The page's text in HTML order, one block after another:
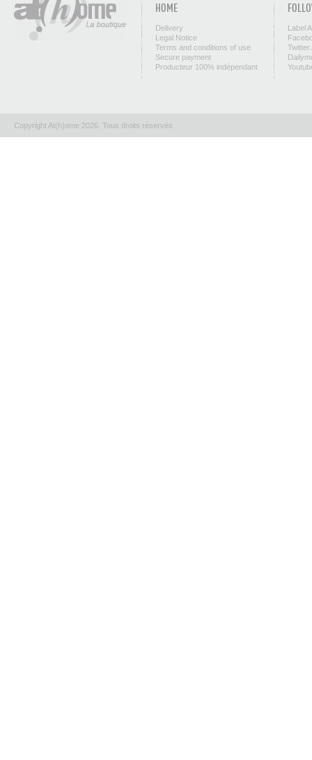
HOME
Delivery
Legal Notice
Terms and conditions of use
Secure payment
Producteur 100% indépendant
Label
Twitter
Copyright At(h)ome 2026. Tous droits réservés